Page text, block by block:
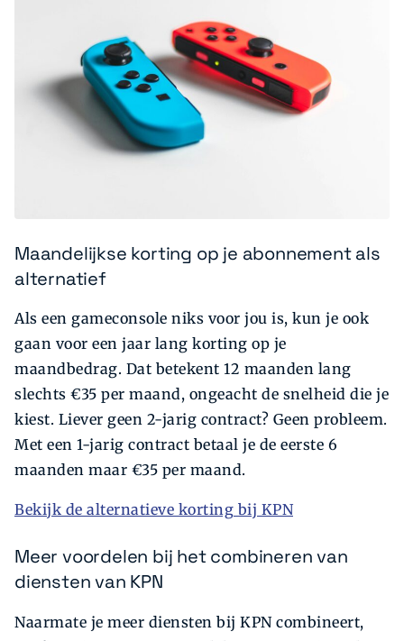
Maandelijkse korting op je abonnement als
alternatief
Als een gameconsole niks voor jou is, kun je ook
gaan voor een jaar lang korting op je
maandbedrag. Dat betekent 12 maanden lang
slechts €35 per maand, ongeacht de snelheid die je
kiest. Liever geen 2-jarig contract? Geen probleem.
Met een 1-jarig contract betaal je de eerste 6
maanden maar €35 per maand.
Bekijk de alternatieve korting bij KPN
Meer voordelen bij het combineren van
diensten van KPN
Naarmate je meer diensten bij KPN combineert,